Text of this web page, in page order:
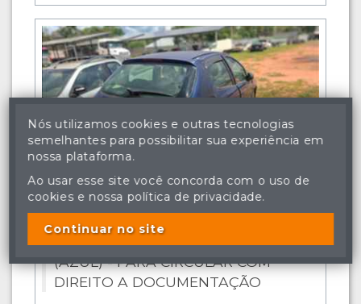
VEÍCULOS » PASSEIO
Lote: 018
PEUGEOT 206 SOLEIL - 2002/2003
(AZUL) - PARA CIRCULAR COM
DIREITO A DOCUMENTAÇÃO
Nós utilizamos cookies e outras tecnologias
semelhantes para possibilitar sua experiência em
nossa plataforma.
Ao usar esse site você concorda com o uso de
cookies e nossa política de privacidade.
Continuar no site